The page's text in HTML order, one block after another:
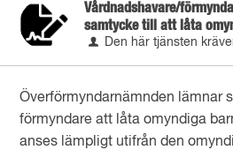
Vårdnadshavare/
samtycke till att låta
Den här tjänsten
Överförmyndarnämnden lämnar
förmyndare att låta omyndiga
anses lämpligt utifrån den